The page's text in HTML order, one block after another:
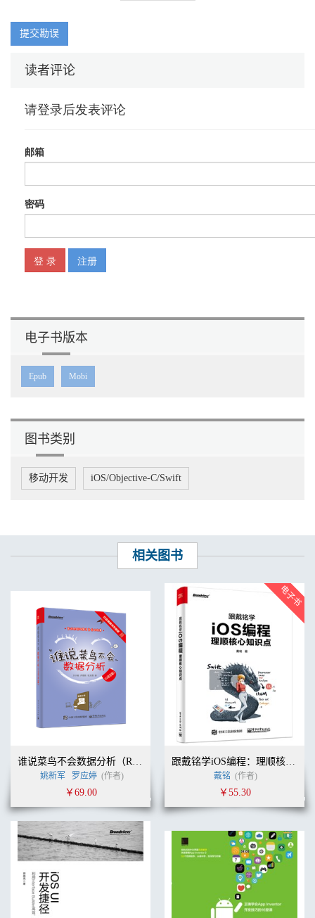
提交勘误
读者评论
电子书版本
Epub Mobi
图书类别
移动开发 iOS/Objective-C/Swift
相关图书
谁说菜鸟不会数据分析（R语言篇）
姚新军 罗应婷 (作者)
￥69.00
跟戴铭学iOS编程：理顺核心知识点
戴铭 (作者)
￥55.30